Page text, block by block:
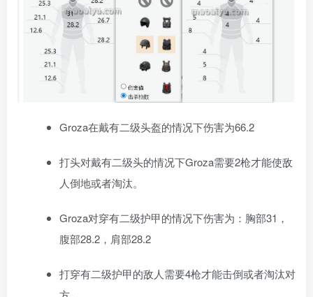
Groza在戴有二级头盔的情况下伤害为66.2
打头对戴有二级头的情况下Groza需要2枪才能使敌
人倒地或者淘汰。
Groza对穿有二级护甲的情况下伤害为：胸部31，
腹部28.2，肩部28.2
打穿有二级护甲的敌人需要4枪才能击倒或者淘汰对